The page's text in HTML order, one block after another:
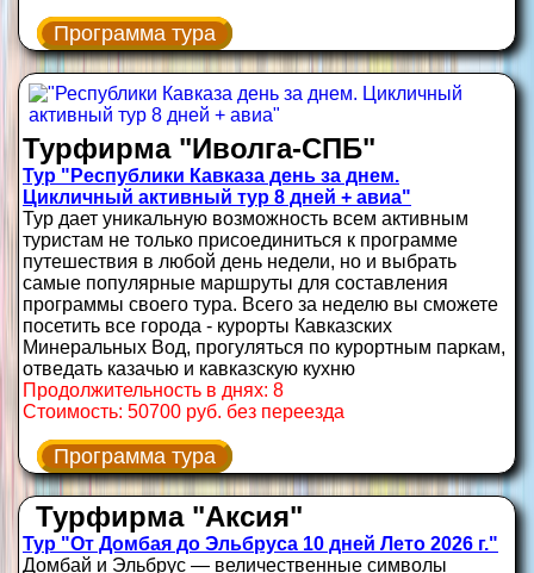
Программа тура
Турфирма "Иволга-СПБ"
Тур "Республики Кавказа день за днем.
Цикличный активный тур 8 дней + авиа"
Тур дает уникальную возможность всем активным
туристам не только присоединиться к программе
путешествия в любой день недели, но и выбрать
самые популярные маршруты для составления
программы своего тура. Всего за неделю вы сможете
посетить все города - курорты Кавказских
Минеральных Вод, прогуляться по курортным паркам,
отведать казачью и кавказскую кухню
Продолжительность в днях: 8
Стоимость: 50700 руб. без переезда
Программа тура
Турфирма "Аксия"
Тур "От Домбая до Эльбруса 10 дней Лето 2026 г."
Домбай и Эльбрус — величественные символы